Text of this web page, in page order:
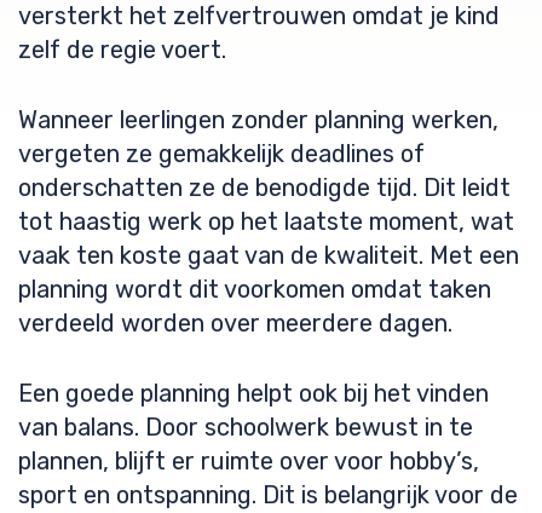
versterkt het zelfvertrouwen omdat je kind
zelf de regie voert.
Wanneer leerlingen zonder planning werken,
vergeten ze gemakkelijk deadlines of
onderschatten ze de benodigde tijd. Dit leidt
tot haastig werk op het laatste moment, wat
vaak ten koste gaat van de kwaliteit. Met een
planning wordt dit voorkomen omdat taken
verdeeld worden over meerdere dagen.
Een goede planning helpt ook bij het vinden
van balans. Door schoolwerk bewust in te
plannen, blijft er ruimte over voor hobby’s,
sport en ontspanning. Dit is belangrijk voor de